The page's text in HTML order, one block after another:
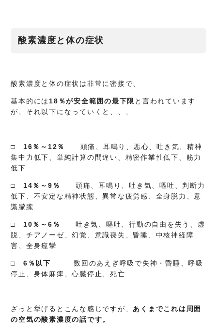
酸素濃度と体の症状
酸素濃度と体の症状は非常に密接で、
基本的には 18％が安全範囲の最下限 と言われています
が、それ以下になっていくと、、、
□ 16％～12％
頭痛、耳鳴り、悪心、吐き気、精神
集中力低下、単純計算の間違い、精密作業性低下、筋力
低下
□ 14％～9％
頭痛、耳鳴り、吐き気、嘔吐、判断力
低下、不安定な精神状態、異常な疲労感、全身脱力、意
識朦朧
□ 10％～6％
吐き気、嘔吐、行動の自由を失う、虚
脱、チアノーゼ、幻覚、意識喪失、昏睡、中核神経障
害、全身痙攣
□ 6％以下
数回のあえぎ呼吸で失神・昏睡、呼吸
停止、身体麻痺、心臓停止、死亡
ざっと挙げるとこんな感じですが、 あくまでこれは周囲
の空気の酸素濃度の話です。